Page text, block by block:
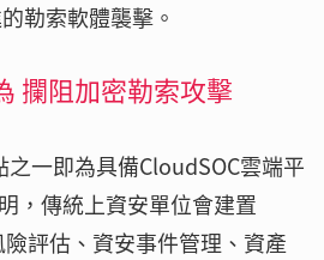
勒索軟體襲擊。
攔阻加密勒索攻擊
之一即為具備CloudSOC雲端平
，傳統上資安單位會建置
評估、資安事件管理、資產